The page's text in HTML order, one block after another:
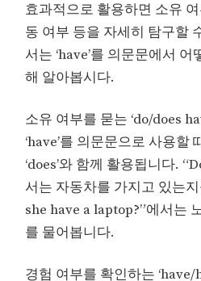
효과적으로 활용하면 소유
동 여부 등을 자세히 탐구할
서는 ‘have’를 의문문에서
해 알아봅시다.
소유 여부를 묻는 ‘do/does
‘have’를 의문문으로 사용할
‘does’와 함께 활용됩니다.
서는 자동차를 가지고 있는
she have a laptop?”에서는
를 물어봅니다.
경험 여부를 확인하는 ‘have/